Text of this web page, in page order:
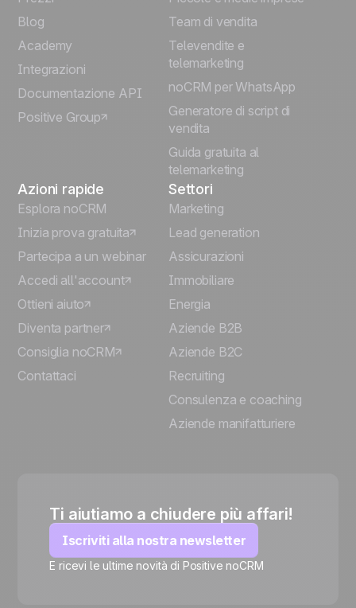
🍪
Español
Português
Deutsch
Blog
Academy
Integrazioni
Documentazione API
Positive Group
Team di vendita
Televendite e
telemarketing
noCRM per WhatsApp
Generatore di script di
vendita
Guida gratuita al
telemarketing
Azioni rapide
Esplora noCRM
Inizia prova gratuita
Partecipa a un webinar
Accedi all'account
Ottieni aiuto
Diventa partner
Consiglia noCRM
Contattaci
Settori
Marketing
Lead generation
Assicurazioni
Immobiliare
Energia
Aziende B2B
Aziende B2C
Recruiting
Consulenza e coaching
Aziende manifatturiere
Ti aiutiamo a chiudere più affari!
Iscriviti alla nostra newsletter
E ricevi le ultime novità di Positive noCRM